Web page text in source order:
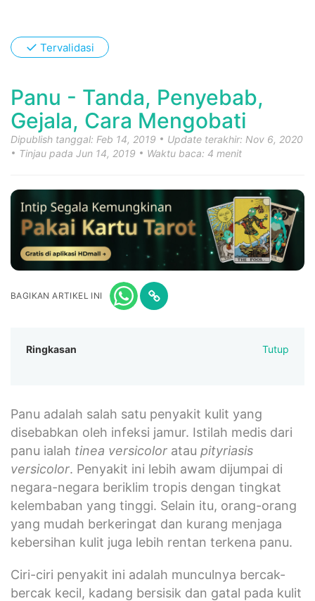
✓ Tervalidasi
Panu - Tanda, Penyebab,
Gejala, Cara Mengobati
Dipublish tanggal: Feb 14, 2019
Update terakhir: Nov 6, 2020
Tinjau pada Jun 14, 2019
Waktu baca: 4 menit
BAGIKAN ARTIKEL INI
Ringkasan Tutup
Panu adalah salah satu penyakit kulit yang
disebabkan oleh infeksi jamur. Istilah medis dari
panu ialah tinea versicolor atau pityriasis
versicolor. Penyakit ini lebih awam dijumpai di
negara-negara beriklim tropis dengan tingkat
kelembaban yang tinggi. Selain itu, orang-orang
yang mudah berkeringat dan kurang menjaga
kebersihan kulit juga lebih rentan terkena panu.
Ciri-ciri penyakit ini adalah munculnya bercak-
bercak kecil, kadang bersisik dan gatal pada kulit